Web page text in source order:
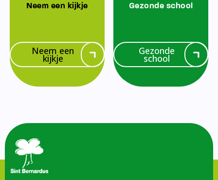
Neem een kijkje
Neem een
kijkje
Gezonde school
Gezonde
school